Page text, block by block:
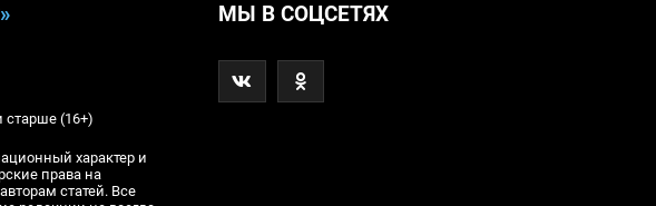
старше (16+)
характер и
права на
статей. Все
МЫ В СОЦСЕТЯХ